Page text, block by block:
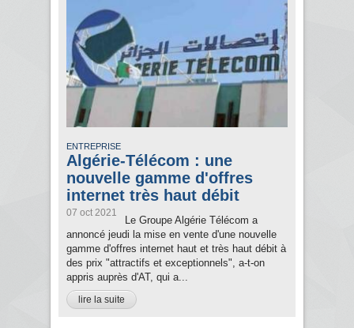
ENTREPRISE
Algérie-Télécom : une
nouvelle gamme d'offres
internet très haut débit
07 oct 2021
Le Groupe Algérie Télécom a
annoncé jeudi la mise en vente d'une nouvelle
gamme d'offres internet haut et très haut débit à
des prix "attractifs et exceptionnels", a-t-on
appris auprès d'AT, qui a...
lire la suite